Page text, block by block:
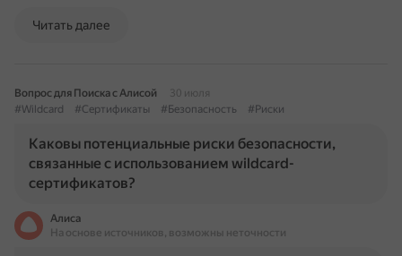
Читать далее
Вопрос для Поиска с Алисой
30 июля
#Wildcard
#Сертификаты #Безопасность #Риски
Каковы потенциальные риски безопасности,
связанные с использованием wildcard-
сертификатов?
Алиса
На основе источников, возможны неточности